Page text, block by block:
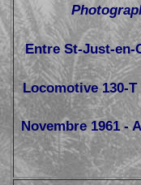
Entre St-Just-en-
Locomotive 130-
Novembre 1961 -